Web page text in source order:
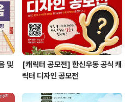
시면 확인하실 수 있습
및
[캐릭터 공모전] 한신우동 공식 캐
릭터 디자인 공모전